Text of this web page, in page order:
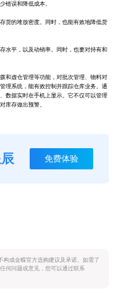
错误和降低成本。
的堆放密度。同时，也能有效地降低货
平，以及动销率。同时，也要对持有和
和虚仓管理等功能，对批次管理、物料对
理系统，能有效控制并跟踪仓库业务。通
数据实时在手机上显示。它不仅可以管理
库存做出预警。
免费体验
成金蝶官方选购建议及承诺。如需了
何问题或意见，您可以通过联系